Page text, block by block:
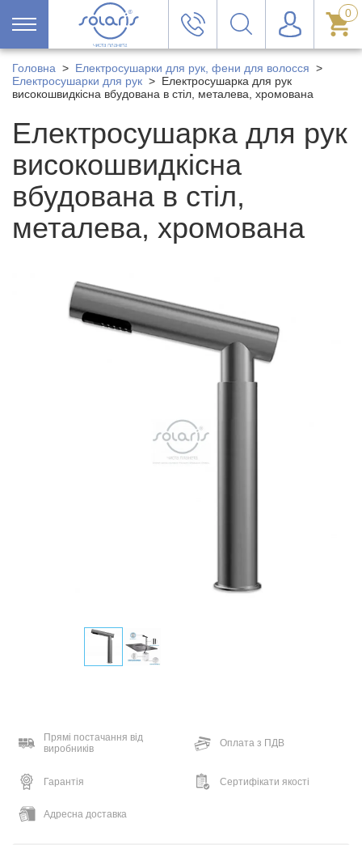
0
Головна > Електросушарки для рук, фени для волосся >
Електросушарки для рук > Електросушарка для рук
високошвидкісна вбудована в стіл, металева, хромована
Електросушарка для рук
високошвидкісна
вбудована в стіл,
металева, хромована
Прямі постачання від
виробників
Оплата з ПДВ
Гарантія Сертифікати якості
Адресна доставка